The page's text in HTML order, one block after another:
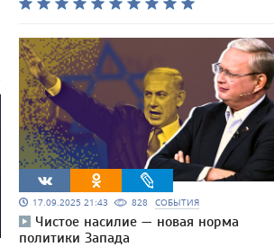
17.09.2025 21:43 828 СОБЫТИЯ
Чистое насилие — новая норма
политики Запада